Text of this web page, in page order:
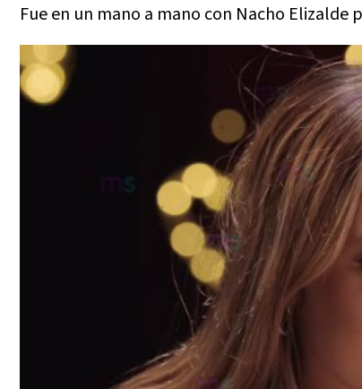
Fue en un mano a mano con Nacho Elizalde